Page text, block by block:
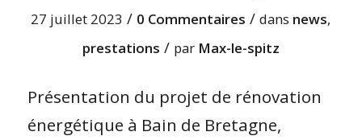
27 juillet 2023 / 0 Commentaires / dans news,
prestations / par Max-le-spitz
Présentation du projet de rénovation
énergétique à Bain de Bretagne,